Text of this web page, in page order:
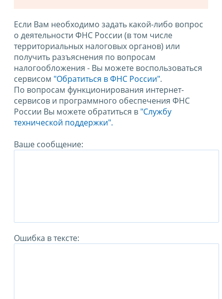
Если Вам необходимо задать какой-либо вопрос
о деятельности ФНС России (в том числе
территориальных налоговых органов) или
получить разъяснения по вопросам
налогообложения - Вы можете воспользоваться
сервисом "Обратиться в ФНС России".
По вопросам функционирования интернет-
сервисов и программного обеспечения ФНС
России Вы можете обратиться в "Службу
технической поддержки".
Ваше сообщение:
Ошибка в тексте: